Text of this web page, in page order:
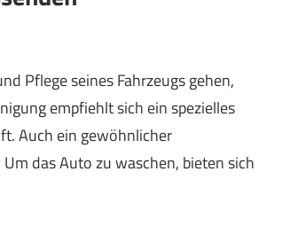
Pflege seines Fahrzeugs gehen,
empfiehlt sich ein spezielles
Auch ein gewöhnlicher
das Auto zu waschen, bieten sich